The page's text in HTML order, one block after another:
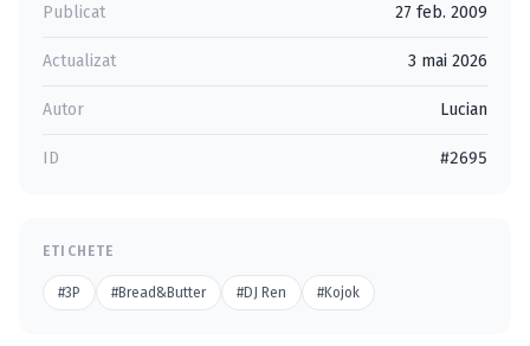
Publicat 27 feb. 2009
Actualizat 3 mai 2026
Autor Lucian
ID #2695
ETICHETE
#3P #Bread&Butter #DJ Ren #Kojok